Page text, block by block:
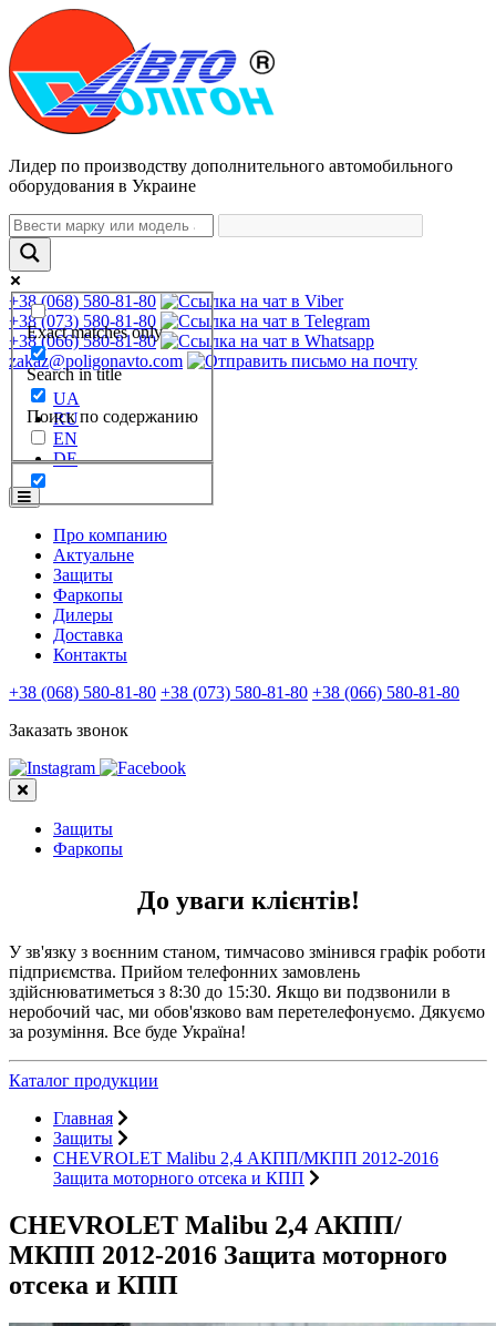
Лидер по производству дополнительного автомобильного
оборудования в Украине
Exact matches only
Search in title
Поиск по содержанию
+38 (068) 580-81-80
+38 (073) 580-81-80
+38 (066) 580-81-80
zakaz@poligonavto.com
UA
RU
EN
DE
Про компанию
Актуальне
Защиты
Фаркопы
Дилеры
Доставка
Контакты
+38 (068) 580-81-80 +38 (073) 580-81-80 +38 (066) 580-81-80
Заказать звонок
Защиты
Фаркопы
До уваги клієнтів!
У зв'язку з воєнним станом, тимчасово змінився графік роботи
підприємства. Прийом телефонних замовлень
здійснюватиметься з 8:30 до 15:30. Якщо ви подзвонили в
неробочий час, ми обов'язково вам перетелефонуємо. Дякуємо
за розуміння. Все буде Україна!
Каталог продукции
Главная
Защиты
CHEVROLET Malibu 2,4 АКПП/МКПП 2012-2016
Защита моторного отсека и КПП
CHEVROLET Malibu 2,4 АКПП/
МКПП 2012-2016 Защита моторного
отсека и КПП